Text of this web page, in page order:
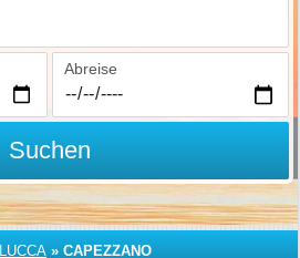
Abreise
Suchen
LUCCA » CAPEZZANO